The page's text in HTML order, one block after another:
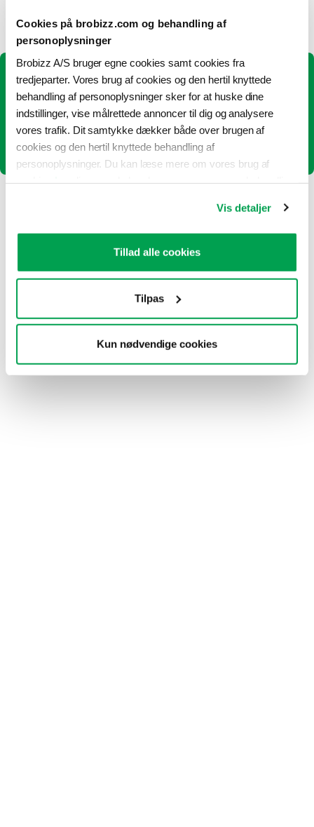
Cookies på brobizz.com og behandling af
personoplysninger
Brobizz A/S bruger egne cookies samt cookies fra
tredjeparter. Vores brug af cookies og den hertil knyttede
behandling af personoplysninger sker for at huske dine
indstillinger, vise målrettede annoncer til dig og analysere
vores trafik. Dit samtykke dækker både over brugen af
cookies og den hertil knyttede behandling af
personoplysninger. Du kan læse mere om vores brug af
tilbagekalde dit samtykke ved at klikke på “Ændring af dit
samtykke” i vores cookiepolitik.
Vis detaljer
Tillad alle cookies
Tilpas
Kun nødvendige cookies
Kom nemt over Storebæltsbroen
Læs mere om Storebæltsbilletten